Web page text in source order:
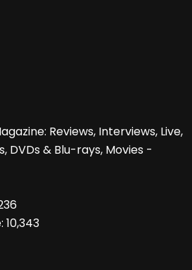
Reviews, Interviews, Live,
DVDs & Blu-rays, Movies -
10,343